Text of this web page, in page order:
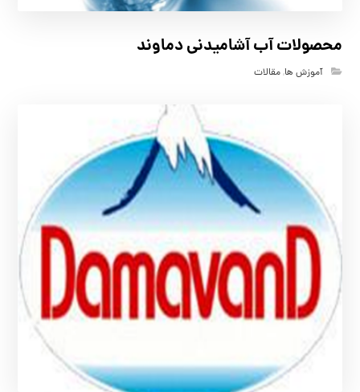
محصولات آب آشامیدنی دماوند
آموزش ها,مقالات